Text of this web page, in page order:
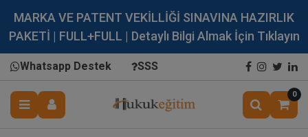
MARKA VE PATENT VEKİLLİĞİ SINAVINA HAZIRLIK
PAKETİ | FULL+FULL | Detaylı Bilgi Almak İçin Tıklayın
Whatsapp Destek SSS
0